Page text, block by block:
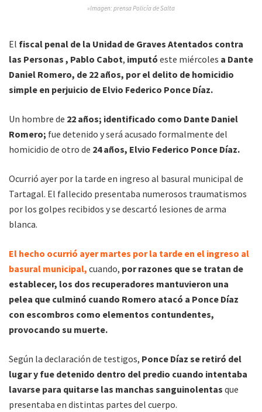
»Imagen: prensa Policía de Salta
El fiscal penal de la Unidad de Graves Atentados contra
las Personas , Pablo Cabot, imputó este miércoles a Dante
Daniel Romero, de 22 años, por el delito de homicidio
simple en perjuicio de Elvio Federico Ponce Díaz.
Un hombre de 22 años; identificado como Dante Daniel
Romero; fue detenido y será acusado formalmente del
homicidio de otro de 24 años, Elvio Federico Ponce Díaz.
Ocurrió ayer por la tarde en ingreso al basural municipal de
Tartagal. El fallecido presentaba numerosos traumatismos
por los golpes recibidos y se descartó lesiones de arma
blanca.
El hecho ocurrió ayer martes por la tarde en el ingreso al
basural municipal, cuando, por razones que se tratan de
establecer, los dos recuperadores mantuvieron una
pelea que culminó cuando Romero atacó a Ponce Díaz
con escombros como elementos contundentes,
provocando su muerte.
Según la declaración de testigos, Ponce Díaz se retiró del
lugar y fue detenido dentro del predio cuando intentaba
lavarse para quitarse las manchas sanguinolentas que
presentaba en distintas partes del cuerpo.